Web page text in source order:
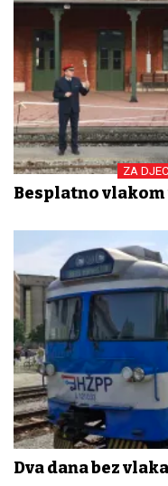
ZA
Besplatno
Dva dana bez